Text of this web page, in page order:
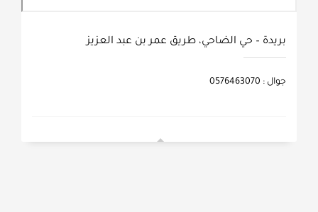
بريدة – حي الضاحي، طريق عمر بن عبد العزيز
جوال : 0576463070